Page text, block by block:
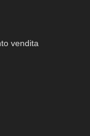
vendita